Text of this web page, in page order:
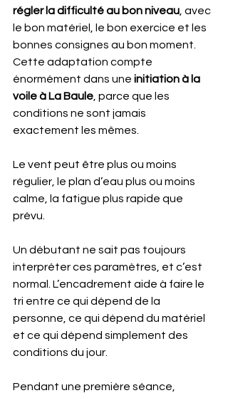
régler la difficulté au bon niveau , avec
le bon matériel, le bon exercice et les
bonnes consignes au bon moment.
Cette adaptation compte
énormément dans une initiation à la
voile à La Baule , parce que les
conditions ne sont jamais
exactement les mêmes.
Le vent peut être plus ou moins
régulier, le plan d’eau plus ou moins
calme, la fatigue plus rapide que
prévu.
Un débutant ne sait pas toujours
interpréter ces paramètres, et c’est
normal. L’encadrement aide à faire le
tri entre ce qui dépend de la
personne, ce qui dépend du matériel
et ce qui dépend simplement des
conditions du jour.
Pendant une première séance,